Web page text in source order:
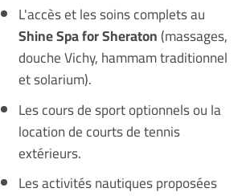
L'accès et les soins complets au
Shine Spa for Sheraton(massages,
douche Vichy, hammam traditionnel
et solarium).
Les cours de sport optionnels ou la
location de courts de tennis
extérieurs.
Les activités nautiques proposées